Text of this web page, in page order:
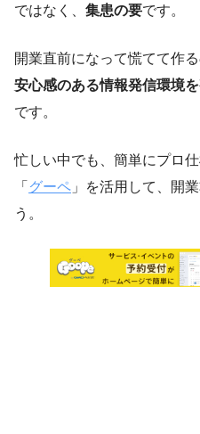
ではなく、 集患の要です。
開業直前になって慌てて作る
安心感のある情報発信環境
です。
忙しい中でも、簡単にプロ
「 グーペ 」を活用して、開
う。